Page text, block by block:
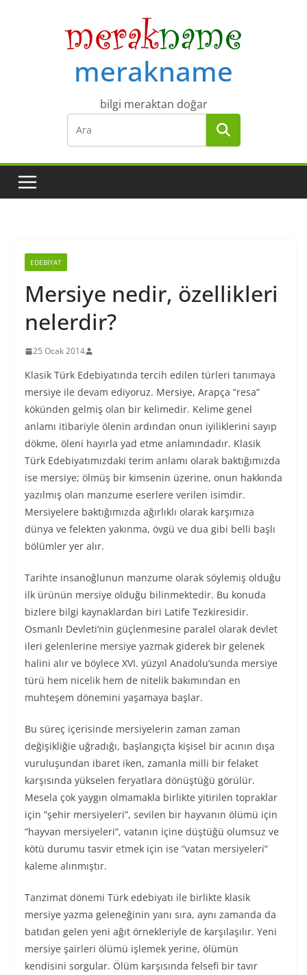
merakname
bilgi meraktan doğar
EDEBIYAT
Mersiye nedir, özellikleri
nelerdir?
25 Ocak 2014
Klasik Türk Edebiyatında tercih edilen türleri tanımaya
mersiye ile devam ediyoruz. Mersiye, Arapça ”resa”
kökünden gelmiş olan bir kelimedir. Kelime genel
anlamı itibariyle ölenin ardından onun iyiliklerini sayıp
dökme, öleni hayırla yad etme anlamındadır. Klasik
Türk Edebiyatımızdaki terim anlamı olarak baktığımızda
ise mersiye; ölmüş bir kimsenin üzerine, onun hakkında
yazılmış olan manzume eserlere verilen isimdir.
Mersiyelere baktığımızda ağırlıklı olarak karşımıza
dünya ve felekten yakınma, övgü ve dua gibi belli başlı
bölümler yer alır.
Tarihte insanoğlunun manzume olarak söylemiş olduğu
ilk ürünün mersiye olduğu bilinmektedir. Bu konuda
bizlere bilgi kaynaklardan biri Latife Tezkiresidir.
Osmanlı Devleti’nin güçlenmesine paralel olarak devlet
ileri gelenlerine mersiye yazmak giderek bir gelenek
halini alır ve böylece XVI. yüzyıl Anadolu’sunda mersiye
türü hem nicelik hem de nitelik bakımından en
muhteşem dönemini yaşamaya başlar.
Bu süreç içerisinde mersiyelerin zaman zaman
değişikliğie uğradığı, başlangıçta kişisel bir acının dışa
vuruluşundan ibaret iken, zamanla milli bir felaket
karşısında yükselen feryatlara dönüştüğü görülür.
Mesela çok yaygın olmamakla birlikte yitirilen topraklar
için ”şehir mersiyeleri”, sevilen bir hayvanın ölümü için
”hayvan mersiyeleri”, vatanın içine düştüğü olumsuz ve
kötü durumu tasvir etmek için ise ”vatan mersiyeleri”
kaleme alınmıştır.
Tanzimat dönemi Türk edebiyatı ile birlikte klasik
mersiye yazma geleneğinin yanı sıra, aynı zamanda da
batıdan gelen yeni ağıt örnekleriyle de karşılaşılır. Yeni
mersiye şairleri ölümü işlemek yerine, ölümün
kendisini sorgular. Ölüm karşısında felsefi bir tavır